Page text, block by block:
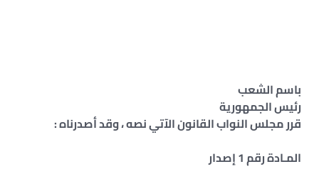
باسم الشعب
رئيس الجمهورية
قرر مجلس النواب القانون الآتي نصه ، وقد أصدرناه :
المـادة رقم 1 إصدار